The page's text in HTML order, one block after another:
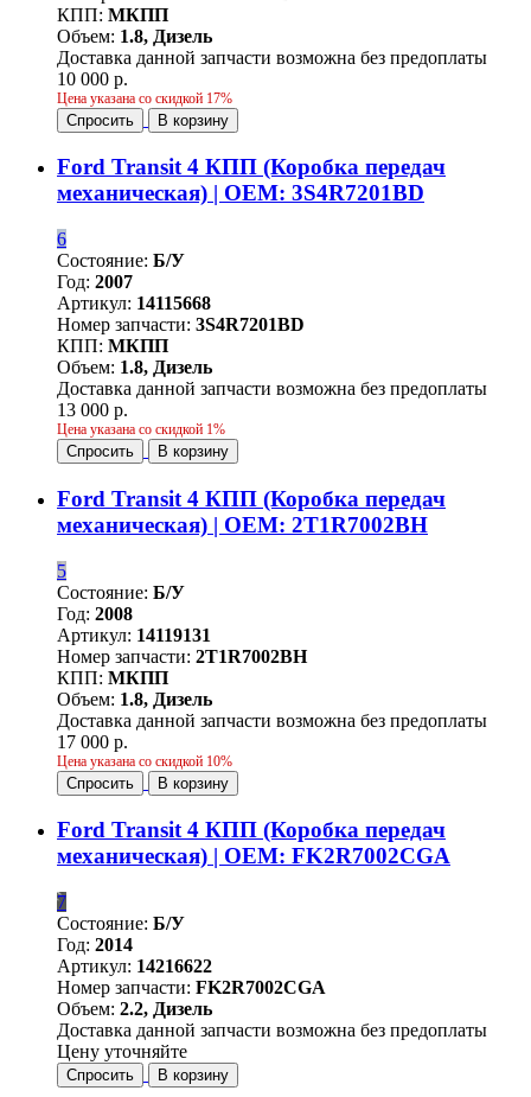
КПП: МКПП
Объем: 1.8, Дизель
Доставка данной запчасти возможна без предоплаты
10 000 р.
Цена указана со скидкой 17%
Спросить В корзину
Ford Transit 4 КПП (Коробка передач
механическая) | OEM: 3S4R7201BD
6
Состояние: Б/У
Год: 2007
Артикул: 14115668
Номер запчасти: 3S4R7201BD
КПП: МКПП
Объем: 1.8, Дизель
Доставка данной запчасти возможна без предоплаты
13 000 р.
Цена указана со скидкой 1%
Спросить В корзину
Ford Transit 4 КПП (Коробка передач
механическая) | OEM: 2T1R7002BH
5
Состояние: Б/У
Год: 2008
Артикул: 14119131
Номер запчасти: 2T1R7002BH
КПП: МКПП
Объем: 1.8, Дизель
Доставка данной запчасти возможна без предоплаты
17 000 р.
Цена указана со скидкой 10%
Спросить В корзину
Ford Transit 4 КПП (Коробка передач
механическая) | OEM: FK2R7002CGA
7
Состояние: Б/У
Год: 2014
Артикул: 14216622
Номер запчасти: FK2R7002CGA
Объем: 2.2, Дизель
Доставка данной запчасти возможна без предоплаты
Цену уточняйте
Спросить В корзину